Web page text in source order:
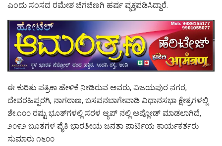
ಎಂದು ಸಂಸದ ರಮೇಶ ಜಿಗಜಿಣಗಿ ಹರ್ಷ ವ್ಯಕ್ತಪಡಿಸಿದ್ದಾರೆ.
ಈ ಕುರಿತು ಪತ್ರಿಕಾ ಹೇಳಿಕೆ ನೀಡಿರುವ ಅವರು, ವಿಜಯಪುರ ನಗರ,
ದೇವರಹಿಪ್ಪರಗಿ, ನಾಗಠಾಣ, ಬಸವನಬಾಗೇವಾಡಿ ವಿಧಾನಸಭಾ ಕ್ಷೇತ್ರಗಳಲ್ಲಿ
ಶೇ.೧೦೦ ರಷ್ಟು ಭೂತ್‌ಗಳಲ್ಲಿ ಸರಳ ಆ್ಯಪ್ ನಲ್ಲಿ ಅಪ್ಲೋಡ್ ಮಾಡಲಾಗಿದೆ,
೨೦೯೨ ಬೂತಗಳ ಪೈಕಿ ಭಾರತೀಯ ಜನತಾ ಪಾರ್ಟಿಯ ಕಾರ್ಯಕರ್ತರು
ಸುಮಾರು ೧೬೦೦